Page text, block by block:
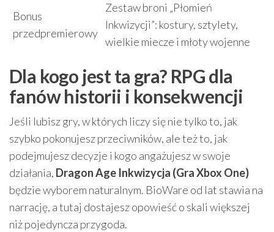
Bonus
przedpremierowy
Zestaw broni „Płomień
Inkwizycji”: kostury, sztylety,
wielkie miecze i młoty wojenne
Dla kogo jest ta gra? RPG dla
fanów historii i konsekwencji
Jeśli lubisz gry, w których liczy się nie tylko to, jak
szybko pokonujesz przeciwników, ale też to, jak
podejmujesz decyzje i kogo angażujesz w swoje
działania, Dragon Age Inkwizycja (Gra Xbox One)
będzie wyborem naturalnym. BioWare od lat stawia na
narrację, a tutaj dostajesz opowieść o skali większej
niż pojedyncza przygoda.